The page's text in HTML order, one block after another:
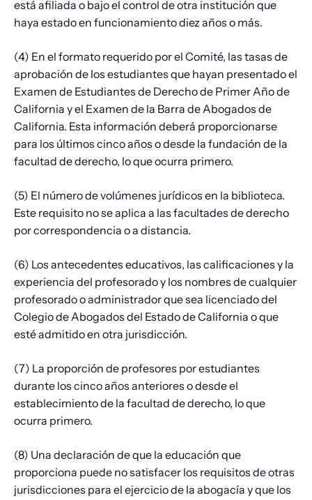
está afiliada o bajo el control de otra institución que
haya estado en funcionamiento diez años o más.
(4) En el formato requerido por el Comité, las tasas de
aprobación de los estudiantes que hayan presentado el
Examen de Estudiantes de Derecho de Primer Año de
California y el Examen de la Barra de Abogados de
California. Esta información deberá proporcionarse
para los últimos cinco años o desde la fundación de la
facultad de derecho, lo que ocurra primero.
(5) El número de volúmenes jurídicos en la biblioteca.
Este requisito no se aplica a las facultades de derecho
por correspondencia o a distancia.
(6) Los antecedentes educativos, las calificaciones y la
experiencia del profesorado y los nombres de cualquier
profesorado o administrador que sea licenciado del
Colegio de Abogados del Estado de California o que
esté admitido en otra jurisdicción.
(7) La proporción de profesores por estudiantes
durante los cinco años anteriores o desde el
establecimiento de la facultad de derecho, lo que
ocurra primero.
(8) Una declaración de que la educación que
proporciona puede no satisfacer los requisitos de otras
jurisdicciones para el ejercicio de la abogacía y que los